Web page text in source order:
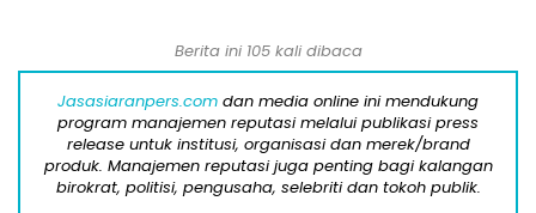
Berita ini 105 kali dibaca
Jasasiaranpers.com dan media online ini mendukung
program manajemen reputasi melalui publikasi press
release untuk institusi, organisasi dan merek/brand
produk. Manajemen reputasi juga penting bagi kalangan
birokrat, politisi, pengusaha, selebriti dan tokoh publik.